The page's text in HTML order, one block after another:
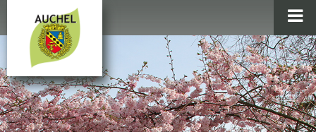
MAIRIE
AU QUOTIDIEN
AGENDA & LOISIRS